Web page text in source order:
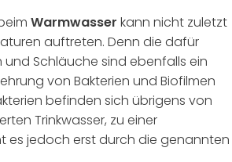
Warmwasser kann nicht zuletzt
auftreten. Denn die dafür
Schläuche sind ebenfalls ein
von Bakterien und Biofilmen
befinden sich übrigens von
Trinkwasser, zu einer
es jedoch erst durch die genannten